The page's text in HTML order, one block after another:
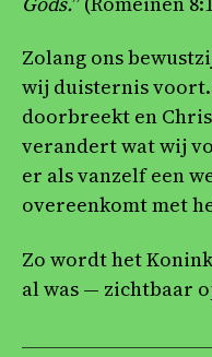
Zolang ons
wij duisternis
doorbreekt en
verandert wat wij
er als vanzelf een
overeenkomt met
Zo wordt het
al was — zichtbaar